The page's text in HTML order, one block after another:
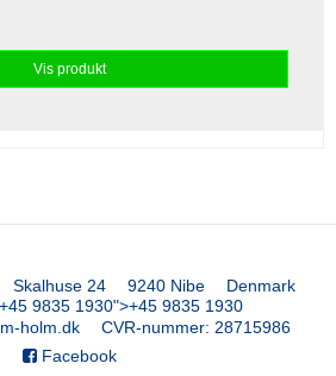
Vis produkt
Skalhuse 24 9240 Nibe
Denmark
+45 9835 1930">+45 9835 1930
holm.dk CVR-nummer: 28715986
Facebook